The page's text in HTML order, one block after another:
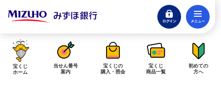
ログイン
閉じる
みずほダイレクトログイン
宝くじ
ホーム
当せん番号
案内
宝くじの
購入・照会
宝くじ
商品一覧
初めての
方へ